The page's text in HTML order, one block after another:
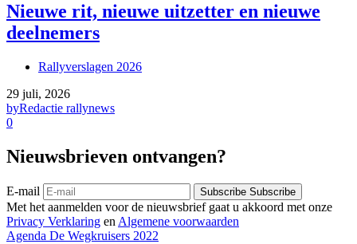
Nieuwe rit, nieuwe uitzetter en nieuwe
deelnemers
Rallyverslagen 2026
29 juli, 2026
byRedactie rallynews
0
Nieuwsbrieven ontvangen?
E-mail Subscribe Subscribe
Met het aanmelden voor de nieuwsbrief gaat u akkoord met onze
Privacy Verklaring en Algemene voorwaarden
Agenda De Wegkruisers 2022